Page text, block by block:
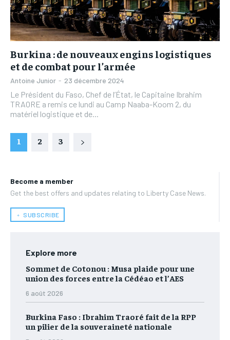
Burkina : de nouveaux engins logistiques
et de combat pour l’armée
Antoine Junior - 23 décembre 2024
Le Président du Faso, Chef de l’État, le Capitaine Ibrahim
TRAORE a remis ce lundi au Camp Naaba-Koom 2, du
matériel logistique et de...
1 2 3
Become a member
Get the best offers and updates relating to Liberty Case News.
﹢ SUBSCRIBE
Explore more
Sommet de Cotonou : Musa plaide pour une
union des forces entre la Cédéao et l’AES
6 août 2026
Burkina Faso : Ibrahim Traoré fait de la RPP
un pilier de la souveraineté nationale